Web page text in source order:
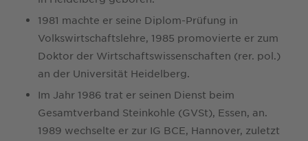
1981 machte er seine Diplom-Prüfung in
Volkswirtschaftslehre, 1985 promovierte er zum
Doktor der Wirtschaftswissenschaften (rer. pol.)
an der Universität Heidelberg.
Im Jahr 1986 trat er seinen Dienst beim
Gesamtverband Steinkohle (GVSt), Essen, an.
1989 wechselte er zur IG BCE, Hannover, zuletzt